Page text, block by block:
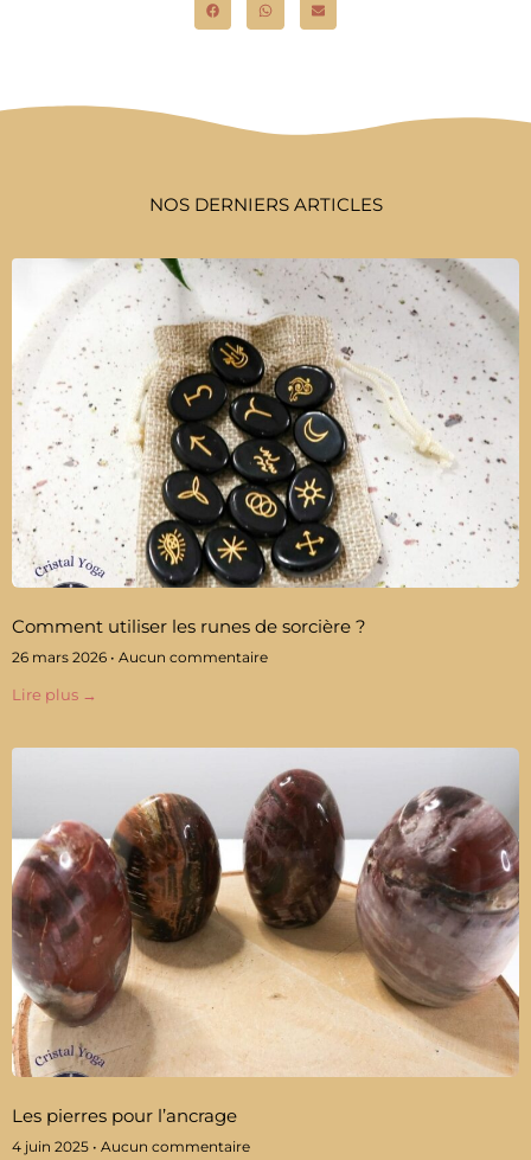
NOS DERNIERS ARTICLES
Comment utiliser les runes de sorcière ?
26 mars 2026 Aucun commentaire
Lire plus →
Les pierres pour l’ancrage
4 juin 2025 Aucun commentaire